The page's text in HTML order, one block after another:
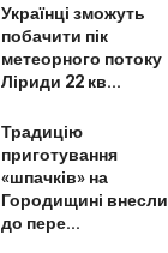
Українці зможуть
побачити пік
метеорного потоку
Ліриди 22 кв...
Традицію
приготування
«шпачків» на
Городищині внесли
до пере...